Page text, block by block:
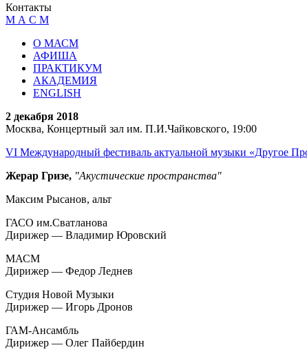
Контакты
М А С М
О МАСМ
АФИША
ПРАКТИКУМ
АКАДЕМИЯ
ENGLISH
2 декабря 2018
Москва, Концертный зал им. П.И.Чайковского, 19:00
VI Международный фестиваль актуальной музыки
Жерар Гризе, "Акустические пространства"
Максим Рысанов, альт
ГАСО им.Сватланова
Дирижер — Владимир Юровский
МАСМ
Дирижер — Федор Леднев
Студия Новой Музыки
Дирижер — Игорь Дронов
ГАМ-Ансамбль
Дирижер — Олег Пайбердин